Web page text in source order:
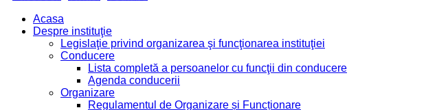
Acasa
Despre instituţie
Legislaţie privind organizarea şi funcţionarea instituţiei
Conducere
Lista completă a persoanelor cu funcţii din conducere
Agenda conducerii
Organizare
Regulamentul de Organizare și Funcționare